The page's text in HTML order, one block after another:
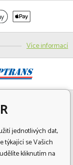
Více informací
jednotlivých dat,
týkající se Vašich
kliknutím na